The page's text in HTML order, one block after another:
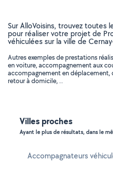
Sur AlloVoisins, trouvez toutes
pour réaliser votre projet de
véhiculées sur la ville de
Autres exemples de prestations
en voiture, accompagnement aux
accompagnement en
retour à domicile, ..
Villes proches
Ayant le plus de résultats, dans le
Accompagnateurs